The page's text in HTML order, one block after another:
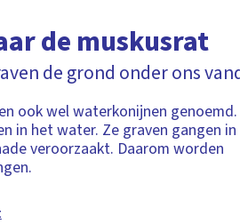
de muskusrat
de grond onder ons
ook wel waterkonijnen
in het water. Ze graven gangen
veroorzaakt. Daarom worden